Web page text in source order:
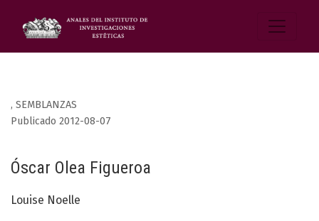
, SEMBLANZAS
Óscar Olea Figueroa
Publicado 2012-08-07
Louise Noelle